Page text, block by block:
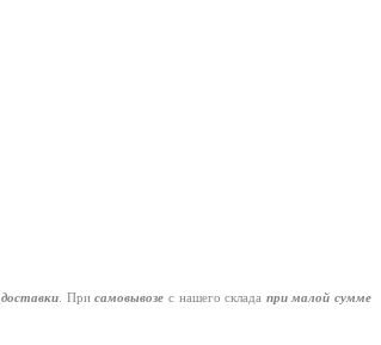
доставки. Присамовывозе с нашего склада при малой сумме